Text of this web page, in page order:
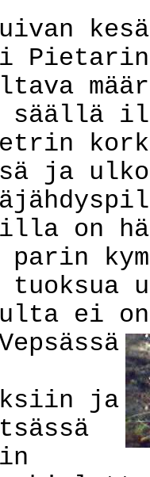
metrin
ja
on
parin
tuoksua
ei
ja